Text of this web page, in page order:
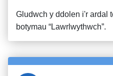
Gludwch y ddolen i'r ardal
botymau “Lawrlwythwch”.